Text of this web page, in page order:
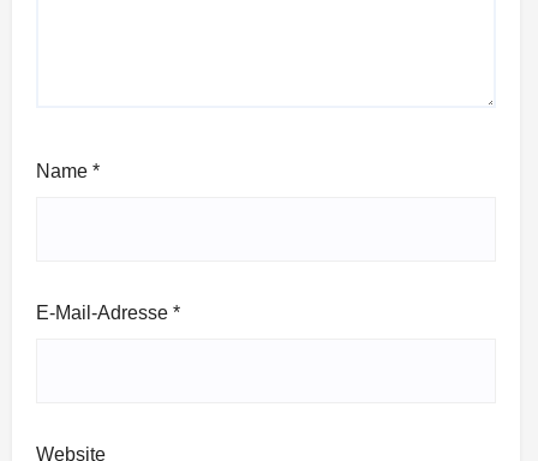
Name *
E-Mail-Adresse *
Website